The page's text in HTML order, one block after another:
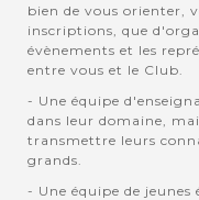
bien de vous orienter,
inscriptions, que
évènements et les
entre vous et le Club.
- Une équipe
dans leur domaine,
transmettre leurs
grands.
- Une équipe de